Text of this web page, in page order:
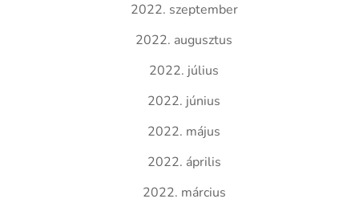
2022. szeptember
2022. augusztus
2022. július
2022. június
2022. május
2022. április
2022. március